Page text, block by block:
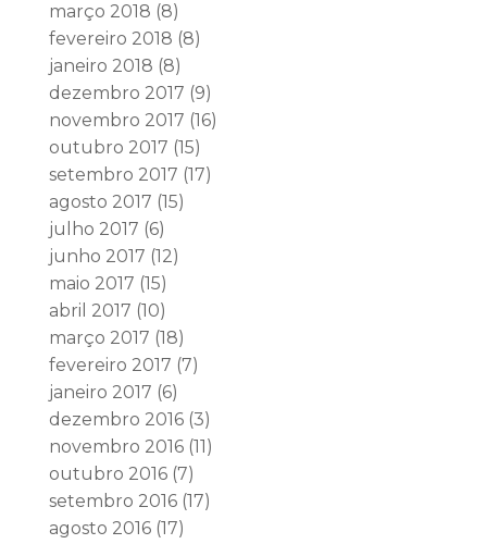
março 2018 (8)
fevereiro 2018 (8)
janeiro 2018 (8)
dezembro 2017 (9)
novembro 2017 (16)
outubro 2017 (15)
setembro 2017 (17)
agosto 2017 (15)
julho 2017 (6)
junho 2017 (12)
maio 2017 (15)
abril 2017 (10)
março 2017 (18)
fevereiro 2017 (7)
janeiro 2017 (6)
dezembro 2016(3)
novembro 2016(11)
outubro 2016(7)
setembro 2016(17)
agosto 2016(17)